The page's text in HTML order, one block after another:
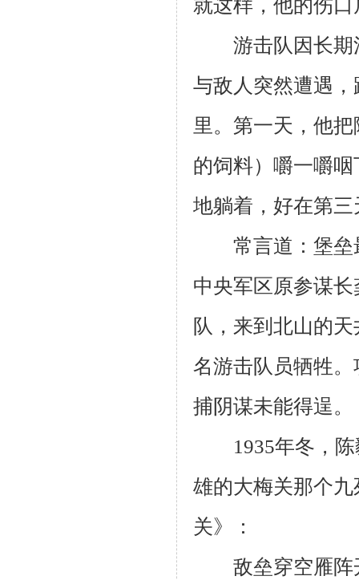
就这样，他的伤
游击队因长期
与敌人突然遭遇
里。第一天，他
的饲料）嚼一嚼
地躺着，好在第
常言道：堡垒最
中央军区原参谋
队，来到北山的
名游击队员牺牲
捕阴谋未能得逞。
1935年冬，陈
雄的大梅关那个
关》：
敌垒穿空雁阵